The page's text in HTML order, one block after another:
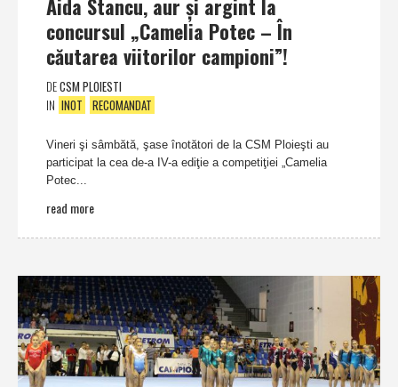
Aida Stancu, aur şi argint la
concursul „Camelia Potec – În
căutarea viitorilor campioni”!
DECSM PLOIESTI
IN INOT RECOMANDAT
Vineri şi sâmbătă, şase înotători de la CSM Ploieşti au
participat la cea de-a IV-a ediţie a competiţiei „Camelia
Potec...
read more